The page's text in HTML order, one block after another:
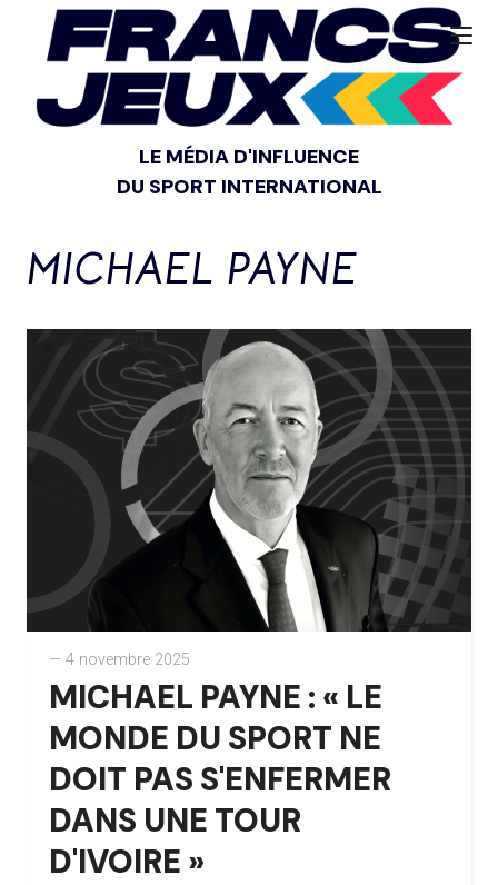
LE MÉDIA D'INFLUENCE
DU SPORT INTERNATIONAL
MICHAEL PAYNE
— 4 novembre 2025
MICHAEL PAYNE : « LE
MONDE DU SPORT NE
DOIT PAS S'ENFERMER
DANS UNE TOUR
D'IVOIRE »